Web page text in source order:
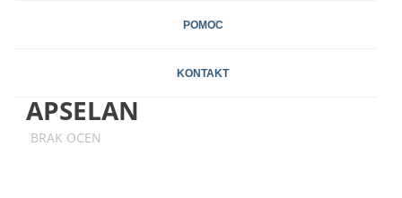
POMOC
KONTAKT
APSELAN
BRAK OCEN